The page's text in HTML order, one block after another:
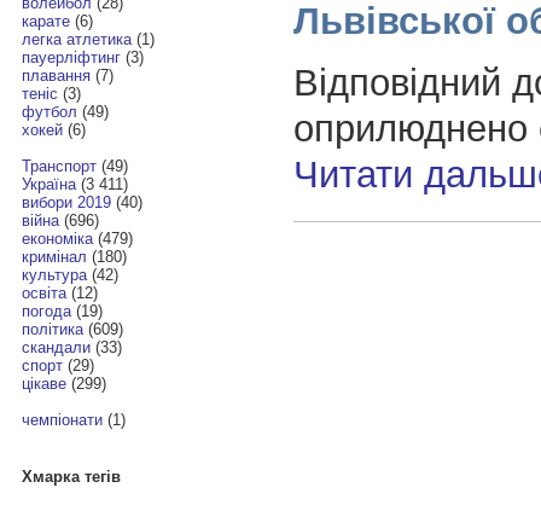
карате(6)
легка атлетика(1)
пауерліфтинг(3)
плавання(7)
теніс (3)
футбол (49)
хокей(6)
Транспорт(49)
Україна(3 411)
вибори 2019(40)
війна(696)
економіка(479)
кримінал (180)
культура(42)
освіта(12)
погода(19)
політика(609)
скандали(33)
спорт(29)
цікаве(299)
чемпіонати(1)
Хмарка тегів
Львівської
Відповідний
оприлюднено
Читати